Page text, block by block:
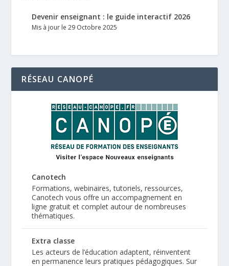
Devenir enseignant : le guide interactif 2026
Mis à jour le 29 Octobre 2025
RÉSEAU CANOPÉ
Canotech
Formations, webinaires, tutoriels, ressources,
Canotech vous offre un accompagnement en
ligne gratuit et complet autour de nombreuses
thématiques.
Extra classe
Les acteurs de l’éducation adaptent, réinventent
en permanence leurs pratiques pédagogiques. Sur